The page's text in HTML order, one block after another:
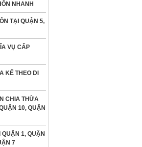
NHANH
TẠI QUẬN 5,
VỤ CẤP
KẾ THEO DI
CHIA THỪA
10, QUẬN
1, QUẬN
7